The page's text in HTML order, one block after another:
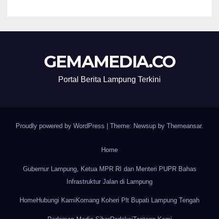
GEMAMEDIA.CO
Portal Berita Lampung Terkini
Proudly powered by WordPress Theme: Newsup by Themeansar.
Home
Gubernur Lampung, Ketua MPR RI dan Menteri PUPR Bahas
Infrastruktur Jalan di Lampung
HomeHubungi Kami Komang Koheri Plt Bupati Lampung Tengah